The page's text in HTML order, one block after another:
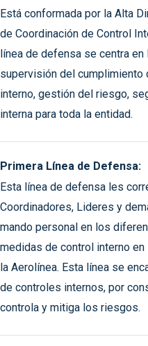
Está conformada por la Alta
de Coordinación de Control
línea de defensa se centra
supervisión del
interno, gestión del riesgo,
interna para toda la entidad.
Primera Línea de Defensa:
Esta línea de defensa les
Coordinadores, Lideres y
mando personal en los
medidas de control interno
la Aerolínea. Esta línea se
de controles internos, por
controla y mitiga los riesgos.